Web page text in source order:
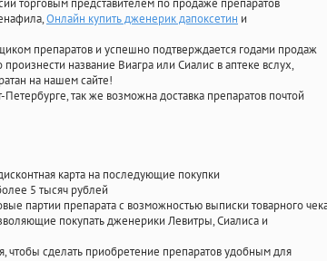
торговым представителем по продаже препаратов
,Онлайн купить дженерик дапоксетин и
препаратов и успешно подтверждается годами продаж
название Виагра или Сиалис в аптеке вслух,
на нашем сайте!
так же возможна доставка препаратов почтой
карта на последующие покупки
5 тысяч рублей
партии препарата с возможностью выписки товарного
покупать дженерики Левитры, Сиалиса и
сделать приобретение препаратов удобным для